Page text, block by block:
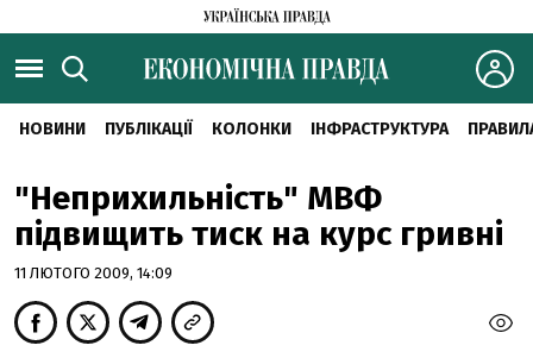
НОВИНИ ПУБЛІКАЦІЇ КОЛОНКИ ІНФРАСТРУКТУРА
"Неприхильність" МВФ
підвищить тиск на курс гривні
11 ЛЮТОГО 2009, 14:09